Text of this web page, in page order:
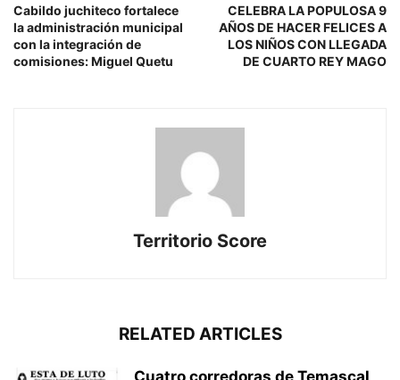
Cabildo juchiteco fortalece
la administración municipal
con la integración de
comisiones: Miguel Quetu
CELEBRA LA POPULOSA 9
AÑOS DE HACER FELICES A
LOS NIÑOS CON LLEGADA
DE CUARTO REY MAGO
Territorio Score
RELATED ARTICLES
Cuatro corredoras de Temascal